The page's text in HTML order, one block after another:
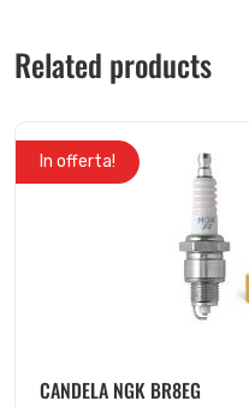
Related products
In offerta!
CANDELA NGK BR8EG